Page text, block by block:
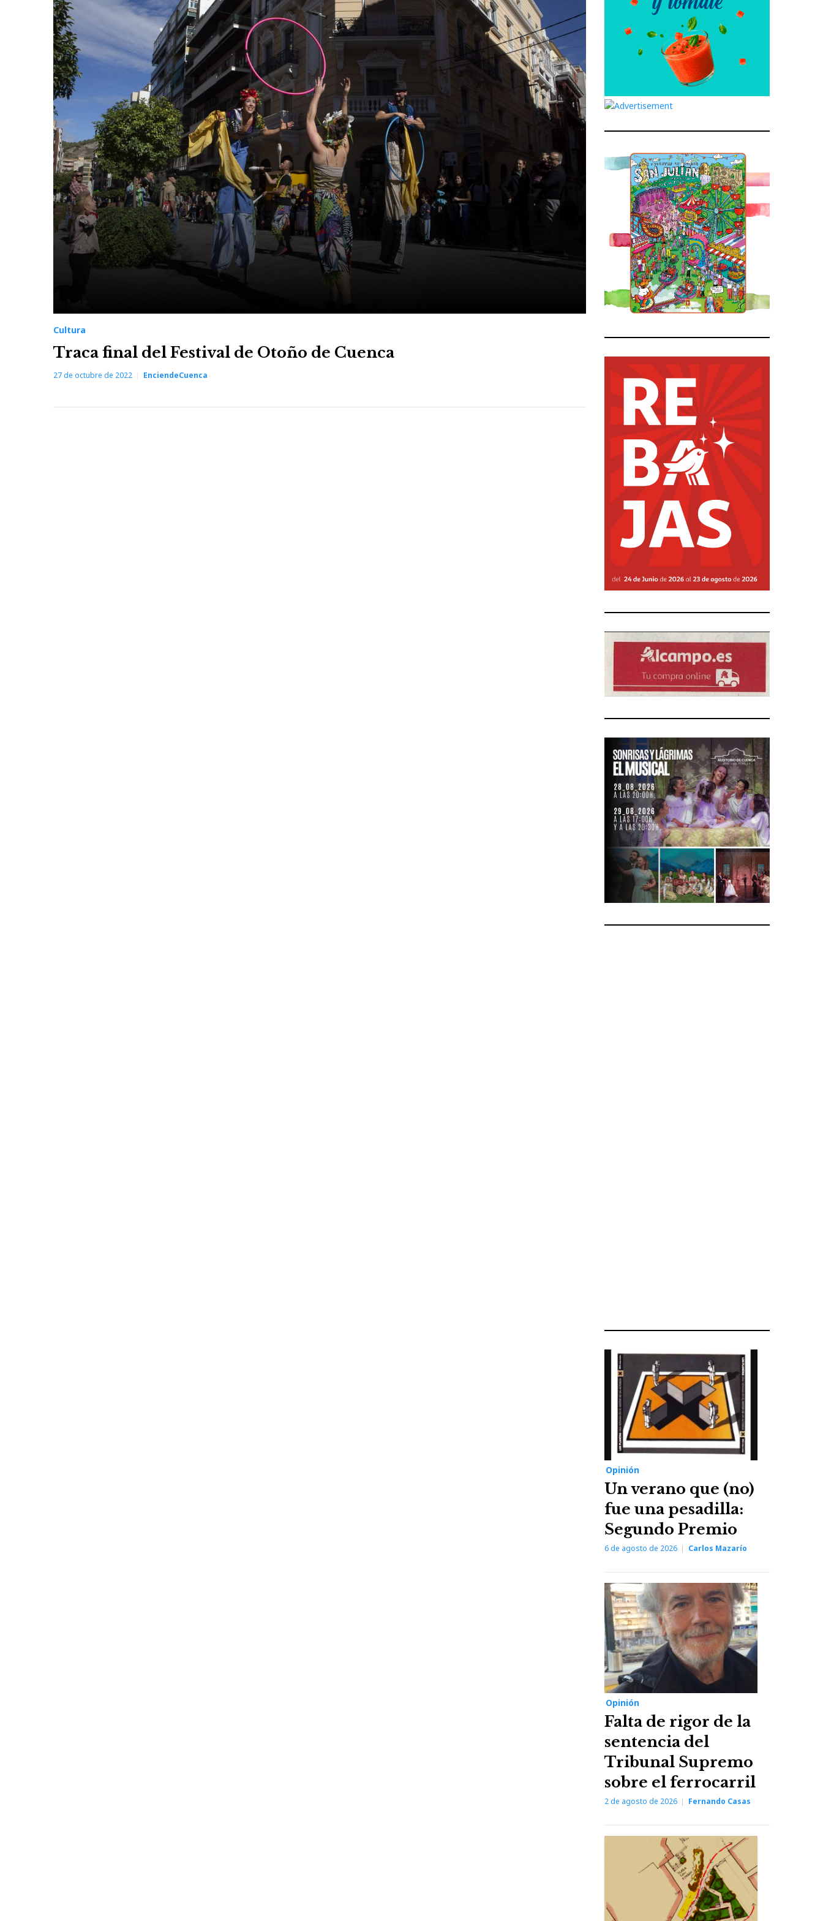
de
Otoño
Cultura
Traca final del Festival de Otoño de Cuenca
27 de octubre de 2022 EnciendeCuenca
Opinión
Un verano que (no)
fue una pesadilla:
Segundo Premio
6 de agosto de 2026 Carlos Mazarío
Opinión
Falta de rigor de la
sentencia del
Tribunal Supremo
sobre el ferrocarril
2 de agosto de 2026 Fernando Casas